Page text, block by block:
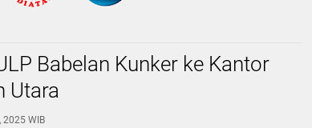
Babelan Kunker ke Kantor
Utara
2025 WIB